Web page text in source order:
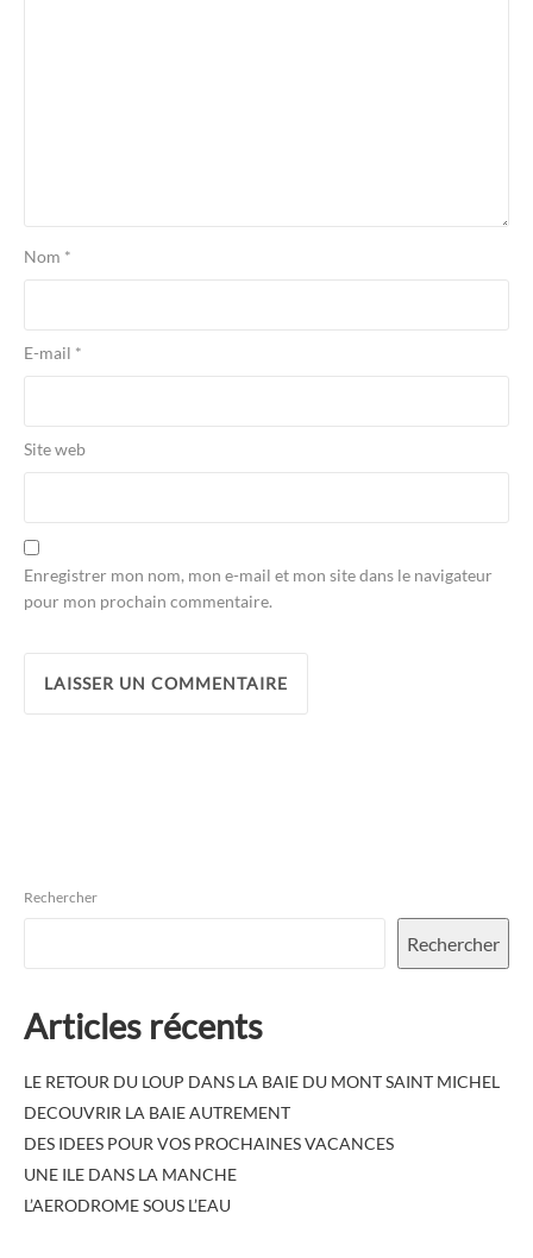
Nom *
E-mail *
Site web
Enregistrer mon nom, mon e-mail et mon site dans le navigateur
pour mon prochain commentaire.
Rechercher
Rechercher
Articles récents
LE RETOUR DU LOUP DANS LA BAIE DU MONT SAINT MICHEL
DECOUVRIR LA BAIE AUTREMENT
DES IDEES POUR VOS PROCHAINES VACANCES
UNE ILE DANS LA MANCHE
L’AERODROME SOUS L’EAU